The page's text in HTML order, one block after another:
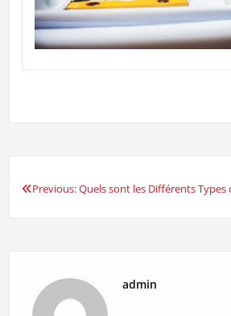
Navigation
Previous:Quels sont les Différents Types
admin